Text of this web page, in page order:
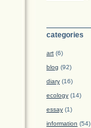
categories
art (6)
blog (92)
diary (16)
ecology (14)
essay (1)
information (54)